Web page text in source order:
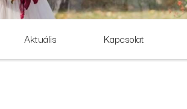
Aktuális Kapcsolat